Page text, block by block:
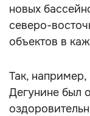
новых
северо-
объектов в
Так,
Дегунине был